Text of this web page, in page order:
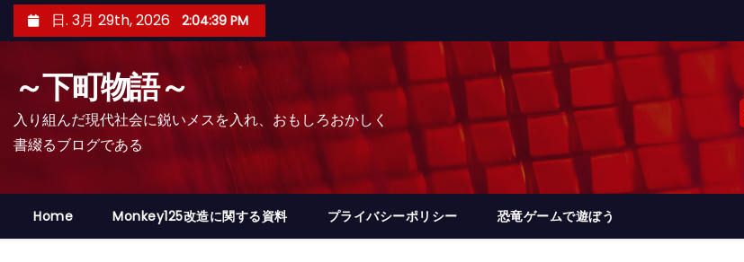
ン
プ
日. 3月 29th, 2026 2:04:41 PM
～下町物語～
入り組んだ現代社会に鋭いメスを入れ、おもしろおかしく
書綴るブログである
Home Monkey125改造に関する資料 プライバシーポリシー 恐竜ゲームで遊ぼう